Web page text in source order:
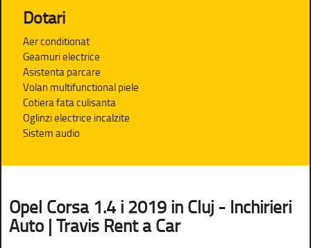
Dotari
Aer conditionat
Geamuri electrice
Asistenta parcare
Volan multifunctional piele
Cotiera fata culisanta
Oglinzi electrice incalzite
Sistem audio
Opel Corsa 1.4 i 2019 in Cluj - Inchirieri
Auto | Travis Rent a Car